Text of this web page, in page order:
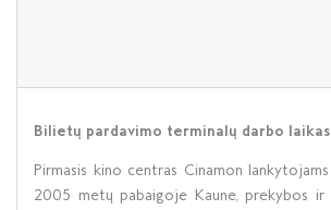
Bilietų pardavimo terminalų darbo
Pirmasis kino centras Cinamon
2005 metų pabaigoje Kaune, prekybos ir